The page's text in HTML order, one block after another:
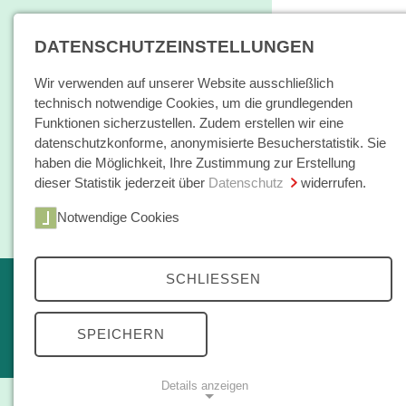
Home
Bücher / E-Books
Themen
kleine reihe
Open Access
DATENSCHUTZEINSTELLUNGEN
Wir verwenden auf unserer Website ausschließlich
technisch notwendige Cookies, um die grundlegenden
Funktionen sicherzustellen. Zudem erstellen wir eine
datenschutzkonforme, anonymisierte Besucherstatistik. Sie
haben die Möglichkeit, Ihre Zustimmung zur Erstellung
dieser Statistik jederzeit über Datenschutz widerrufen.
Notwendige Cookies
SCHLIESSEN
SPEICHERN
Details anzeigen